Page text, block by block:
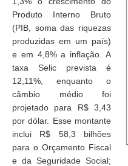
Produto Interno Bruto
(PIB, soma das riquezas
produzidas em um país)
e em 4,8% a inflação. A
taxa Selic prevista é
12,11%, enquanto o
câmbio médio foi
projetado para R$ 3,43
por dólar. Esse montante
inclui R$ 58,3 bilhões
para o Orçamento Fiscal
e da Seguridade Social;